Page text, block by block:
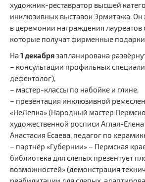
художник-реставратор высшей
инклюзивных выставок Эрмитажа. Он
в церемонии награждения лауреатов
которые получат фирменные
На1 декабрязапланирована
– консультации профильных
дефектолог),
– мастер-классы по набойке и глине,
– презентация инклюзивной
«НеЛепка» (Народный мастер
художественной росписи Аглая-
Анастасия Есаева, педагог по
– партнёр «Губернии» – Пермская
библиотека для слепых презентует
возможностей» (демонстрация